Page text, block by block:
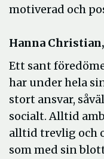
motiverad och
Hanna
Ett sant
har under hela
stort ansvar,
socialt. Alltid
alltid trevlig och
som med sin